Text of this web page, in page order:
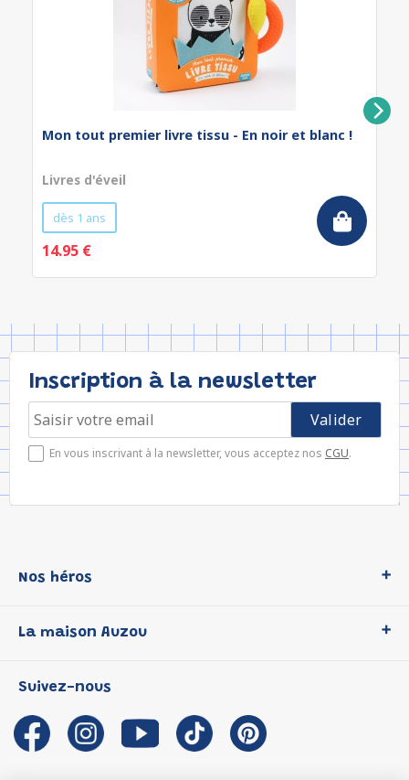
Mon tout premier livre tissu - En noir et blanc !
Livres d'éveil
dès 1 ans
14.95 €
Inscription à la newsletter
En vous inscrivant à la newsletter, vous acceptez nos CGU.
Nos héros
P'tit Loup
Les Influenceuses
Migali
Petite Taupe
La maison Auzou
Notre histoire
Auzou s'engage
Auteurs et illustrateurs Auzou
Suivez-nous